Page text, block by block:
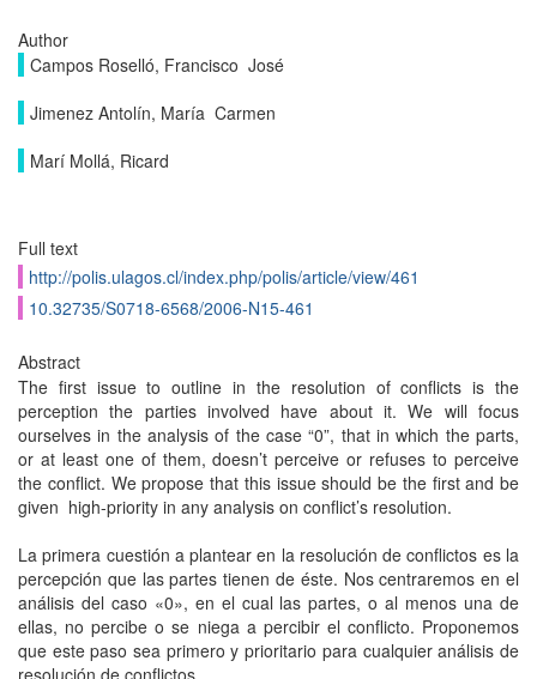
Author
Campos Roselló, Francisco José
Jimenez Antolín, María Carmen
Marí Mollá, Ricard
Full text
http://polis.ulagos.cl/index.php/polis/article/view/461
10.32735/S0718-6568/2006-N15-461
Abstract
The first issue to outline in the resolution of conflicts is the
perception the parties involved have about it. We will focus
ourselves in the analysis of the case “0”, that in which the parts,
or at least one of them, doesn’t perceive or refuses to perceive
the conflict. We propose that this issue should be the first and be
given high-priority in any analysis on conflict’s resolution.
La primera cuestión a plantear en la resolución de conflictos es la
percepción que las partes tienen de éste. Nos centraremos en el
análisis del caso «0», en el cual las partes, o al menos una de
ellas, no percibe o se niega a percibir el conflicto. Proponemos
que este paso sea primero y prioritario para cualquier análisis de
resolución de conflictos.